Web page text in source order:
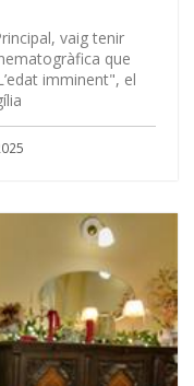
vaig tenir
que
imminent", el